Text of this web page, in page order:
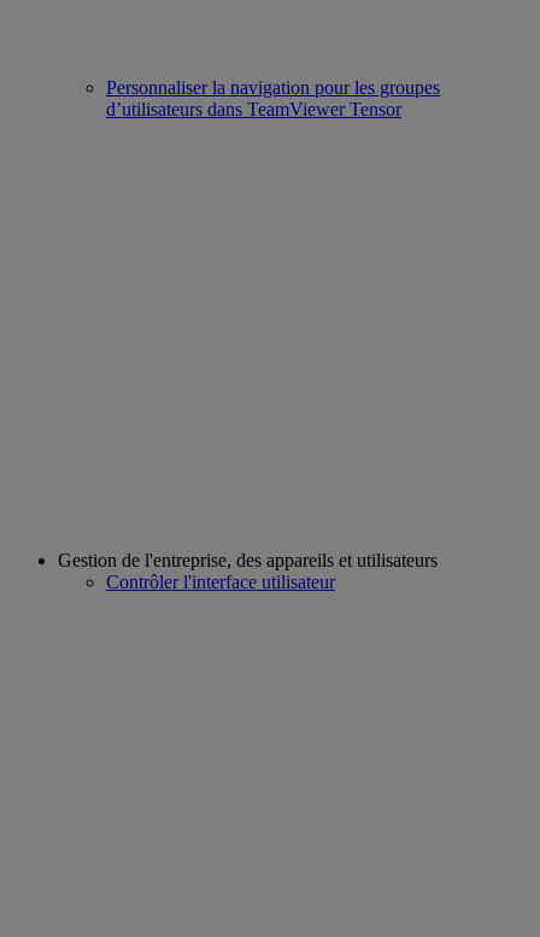
Personnaliser la navigation pour les groupes
d’utilisateurs dans TeamViewer Tensor
Gestion de l'entreprise, des appareils et utilisateurs
Contrôler l'interface utilisateur